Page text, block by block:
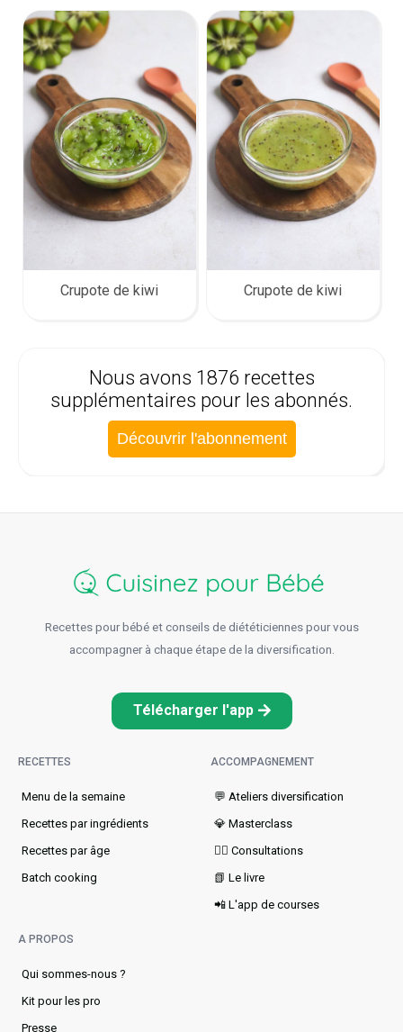
Crupote de kiwi Crupote de kiwi
Nous avons 1876 recettes
supplémentaires pour les abonnés.
Découvrir l'abonnement
Recettes pour bébé et conseils de diététiciennes pour vous
accompagner à chaque étape de la diversification.
Télécharger l'app
RECETTES
Menu de la semaine​
Recettes par ingrédients
Recettes par âge
Batch cooking
ACCOMPAGNEMENT
💬 Ateliers diversification
💎 Masterclass
👩‍⚕️ Consultations
📗 Le livre
📲 L'app de courses
A PROPOS
Qui sommes-nous ?
Kit pour les pro
Presse